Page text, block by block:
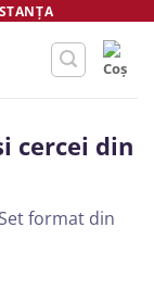
cercei din
Set format din